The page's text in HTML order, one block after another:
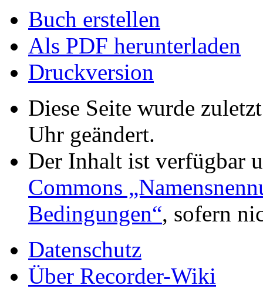
Buch erstellen
Als PDF herunterladen
Druckversion
Diese Seite wurde
Uhr geändert.
Der Inhalt ist verfügbar
Commons
Bedingungen“, sofern
Datenschutz
Über Recorder-Wiki